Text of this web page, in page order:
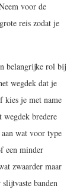
voor de
reis zodat je
belangrijke rol bij
wegdek dat je
kies je met name
wegdek bredere
wat voor type
een minder
zwaarder maar
banden